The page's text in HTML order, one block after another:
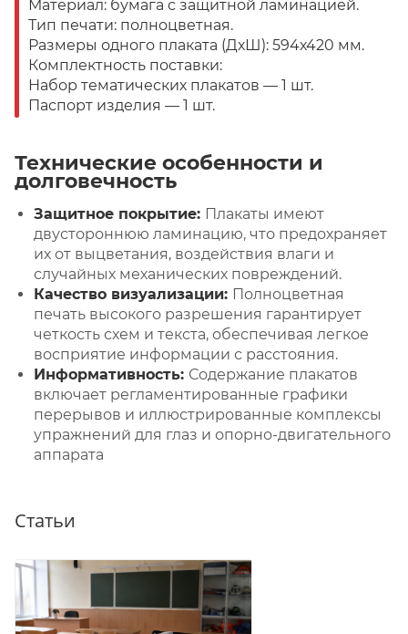
Материал: бумага с защитной ламинацией.
Тип печати: полноцветная.
Размеры одного плаката (ДхШ): 594х420 мм.
Комплектность поставки:
Набор тематических плакатов — 1 шт.
Паспорт изделия — 1 шт.
Технические особенности и
долговечность
Защитное покрытие: Плакаты имеют
двустороннюю ламинацию, что предохраняет
их от выцветания, воздействия влаги и
случайных механических повреждений.
Качество визуализации: Полноцветная
печать высокого разрешения гарантирует
четкость схем и текста, обеспечивая легкое
восприятие информации с расстояния.
Информативность: Содержание плакатов
включает регламентированные графики
перерывов и иллюстрированные комплексы
упражнений для глаз и опорно-двигательного
аппарата
Статьи